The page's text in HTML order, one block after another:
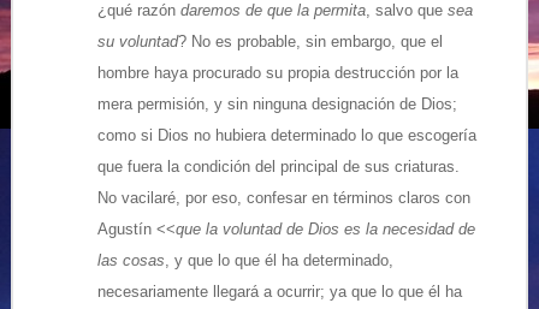
¿qué razón daremos de que la permita, salvo que sea
su voluntad? No es probable, sin embargo, que el
hombre haya procurado su propia destrucción por la
mera permisión, y sin ninguna designación de Dios;
como si Dios no hubiera determinado lo que escogería
que fuera la condición del principal de sus criaturas.
No vacilaré, por eso, confesar en términos claros con
Agustín <<que la voluntad de Dios es la necesidad de
las cosas, y que lo que él ha determinado,
necesariamente llegará a ocurrir; ya que lo que él ha